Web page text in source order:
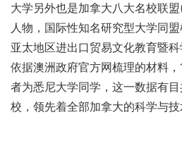
大学另外也是加拿大八大名校联
人物，国际性知名研究型大学同盟
亚太地区进出口贸易文化教育暨科
依据澳洲政府官方网梳理的材料
者为悉尼大学同学，这一数据有
校，领先着全部加拿大的科学与技